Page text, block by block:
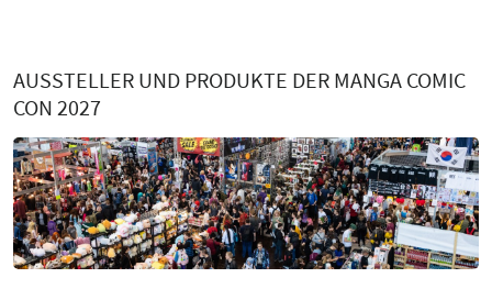
AUSSTELLER UND PRODUKTE DER MANGA COMIC
CON 2027